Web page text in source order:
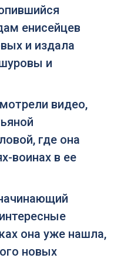
енисейцев
и издала
и
видео,
где она
воинах в ее
она уже нашла,
новых